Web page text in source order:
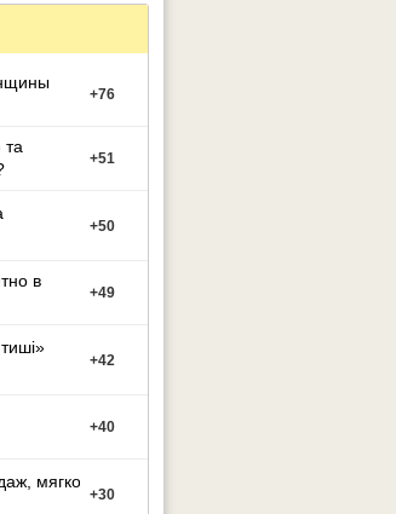
+76
та
+51
+50
в
+49
+42
+40
мягко
+30